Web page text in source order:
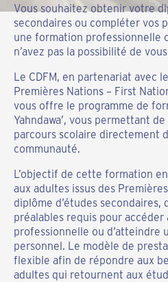
Vous souhaitez obtenir votre
secondaires ou compléter vos
une formation professionnelle
n’avez pas la possibilité de
Le CDFM, en partenariat avec
Premières Nations – First
vous offre le programme de
Yahndawa’, vous permettant
parcours scolaire directement
communauté.
L’objectif de cette formation
aux adultes issus des
diplôme d’études secondaires,
préalables requis pour
professionnelle ou d’atteindre
personnel. Le modèle de
flexible afin de répondre aux
adultes qui retournent aux